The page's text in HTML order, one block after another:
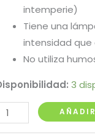
intemperie)
Tiene una
intensidad
No utiliza
3
Exterminador